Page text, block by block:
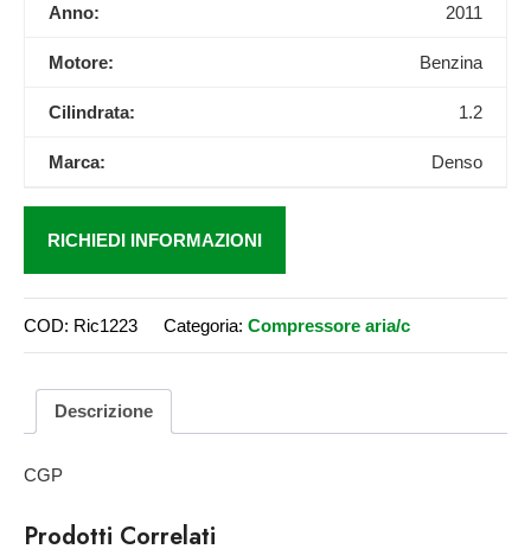
Anno: 2011
Motore: Benzina
Cilindrata: 1.2
Marca: Denso
RICHIEDI INFORMAZIONI
COD: Ric1223 Categoria: Compressore aria/c
Descrizione
CGP
Prodotti Correlati